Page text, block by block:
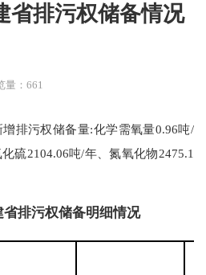
省排污权储备情况
量：661
排污权储备量:化学需氧量0.96吨/
硫2104.06吨/年、氮氧化物2475.1
省排污权储备明细情况